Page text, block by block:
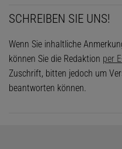
SCHREIBEN SIE UNS!
Wenn Sie inhaltliche
können Sie die Redaktion per
Zuschrift, bitten jedoch um
beantworten können.